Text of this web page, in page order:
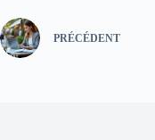
PRÉCÉDENT